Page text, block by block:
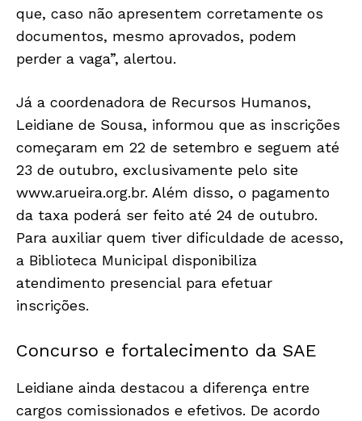
que, caso não apresentem corretamente os
documentos, mesmo aprovados, podem
perder a vaga”, alertou.
Já a coordenadora de Recursos Humanos,
Leidiane de Sousa, informou que as inscrições
começaram em 22 de setembro e seguem até
23 de outubro, exclusivamente pelo site
www.arueira.org.br. Além disso, o pagamento
da taxa poderá ser feito até 24 de outubro.
Para auxiliar quem tiver dificuldade de acesso,
a Biblioteca Municipal disponibiliza
atendimento presencial para efetuar
inscrições.
Concurso e fortalecimento da SAE
Leidiane ainda destacou a diferença entre
cargos comissionados e efetivos. De acordo